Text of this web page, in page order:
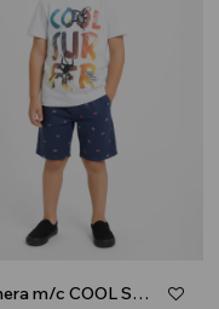
Remera m/c COOL SURFER - Blanco